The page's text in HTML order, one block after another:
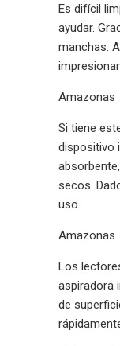
Es difícil
ayudar.
manchas.
Amazonas
Si tiene
dispositivo
secos.
uso.
Amazonas
Los
aspiradora
de